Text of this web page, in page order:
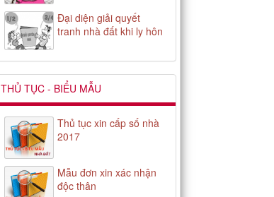
Đại diện giải quyết
tranh nhà đất khi ly hôn
THỦ TỤC - BIỂU MẪU
Thủ tục xin cấp số nhà
2017
Mẫu đơn xin xác nhận
độc thân